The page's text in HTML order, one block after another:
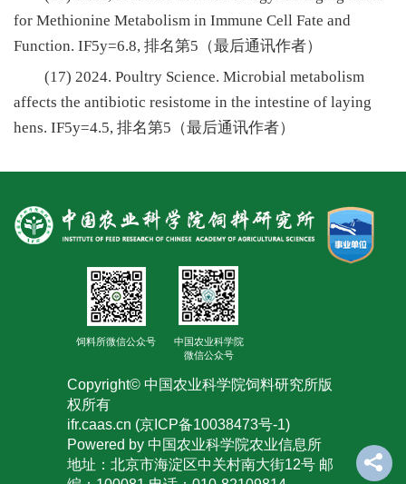
for Methionine Metabolism in Immune Cell Fate and
Function. IF5y=6.8, 排名第5（最后通讯作者）
(17) 2024. Poultry Science. Microbial metabolism
affects the antibiotic resistome in the intestine of laying
hens. IF5y=4.5, 排名第5（最后通讯作者）
饲料所微信公众号
中国农业科学院
微信公众号
Copyright© 中国农业科学院饲料研究所版
权所有
ifr.caas.cn (京ICP备10038473号-1)
Powered by 中国农业科学院农业信息所
地址：北京市海淀区中关村南大街12号 邮